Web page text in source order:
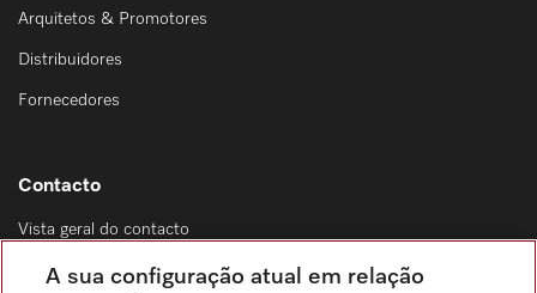
Arquitetos & Promotores
Distribuidores
Fornecedores
Contacto
Vista geral do contacto
Distribuição & Serviço de assistência técnica
A sua configuração atual em relação